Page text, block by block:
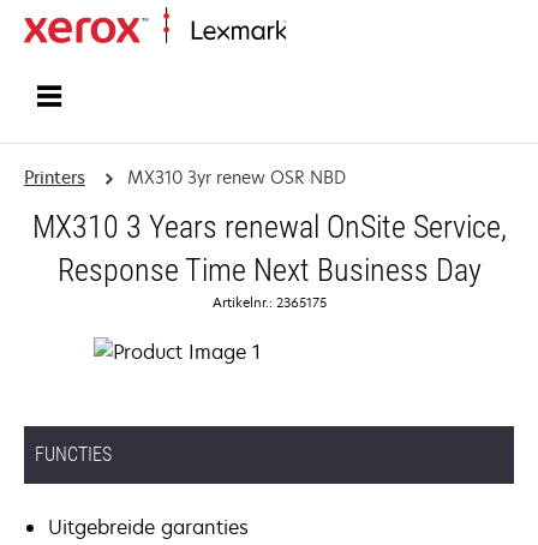
Printers MX310 3yr renew OSR NBD
MX310 3 Years renewal OnSite Service,
Response Time Next Business Day
Artikelnr.: 2365175
FUNCTIES
Uitgebreide garanties